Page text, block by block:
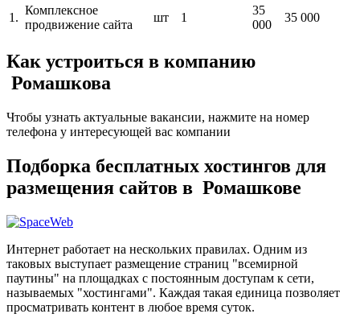
1.
Комплексное
продвижение сайта
шт 1
35
000
35 000
Как устроиться в компанию
Ромашкова
Чтобы узнать актуальные вакансии, нажмите на номер
телефона у интересующей вас компании
Подборка бесплатных хостингов для
размещения сайтов в Ромашкове
Интернет работает на нескольких правилах. Одним из
таковых выступает размещение страниц "всемирной
паутины" на площадках с постоянным доступам к сети,
называемых "хостингами". Каждая такая единица позволяет
просматривать контент в любое время суток.